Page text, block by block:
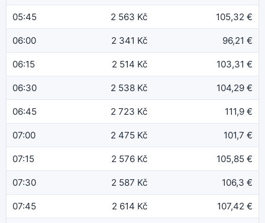
05:45 2 563 Kč 105,32 €
06:00 2 341 Kč 96,21 €
06:15 2 514 Kč 103,31 €
06:30 2 538 Kč 104,29 €
06:45 2 723 Kč 111,9 €
07:00 2 475 Kč 101,7 €
07:15 2 576 Kč 105,85 €
07:30 2 587 Kč 106,3 €
07:45 2 614 Kč 107,42 €